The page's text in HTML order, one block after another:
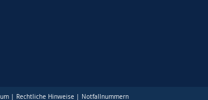
Rechtliche Hinweise Notfallnummern